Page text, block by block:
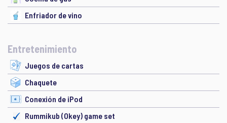
Enfriador de vino
Entretenimiento
Juegos de cartas
Chaquete
Conexión de iPod
Rummikub (Okey) game set